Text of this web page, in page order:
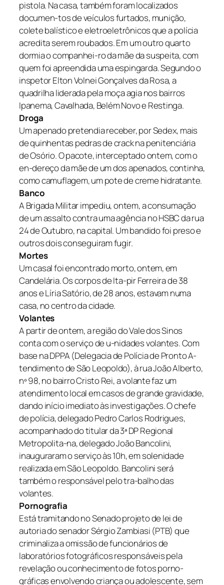
pistola. Na casa, também foram localizados
documen-tos de veículos furtados, munição,
colete balístico e eletroeletrônicos que a polícia
acredita serem roubados. Em um outro quarto
dormia o companhei-ro da mãe da suspeita, com
quem foi apreendida uma espingarda. Segundo o
inspetor Elton Volnei Gonçalves da Rosa, a
quadrilha liderada pela moça agia nos bairros
Ipanema, Cavalhada, Belém Novo e Restinga.
Droga
Um apenado pretendia receber, por Sedex, mais
de quinhentas pedras de crack na penitenciária
de Osório. O pacote, interceptado ontem, com o
en-dereço da mãe de um dos apenados, continha,
como camuflagem, um pote de creme hidratante.
Banco
A Brigada Militar impediu, ontem, a consumação
de um assalto contra uma agência no HSBC da rua
24 de Outubro, na capital. Um bandido foi preso e
outros dois conseguiram fugir.
Mortes
Um casal foi encontrado morto, ontem, em
Candelária. Os corpos de Ita-pir Ferreira de 38
anos e Líria Satório, de 28 anos, estavam numa
casa, no centro da cidade.
Volantes
A partir de ontem, a região do Vale dos Sinos
conta com o serviço de u-nidades volantes. Com
base na DPPA (Delegacia de Polícia de Pronto A-
tendimento de São Leopoldo), à rua João Alberto,
nº 98, no bairro Cristo Rei, a volante faz um
atendimento local em casos de grande gravidade,
dando início imediato às investigações. O chefe
de polícia, delegado Pedro Carlos Rodrigues,
acompanhado do titular da 3ª DP Regional
Metropolita-na, delegado João Bancolini,
inauguraram o serviço às 10h, em solenidade
realizada em São Leopoldo. Bancolini será
também o responsável pelo tra-balho das
volantes.
Pornografia
Está tramitando no Senado projeto de lei de
autoria do senador Sérgio Zambiasi (PTB) que
criminaliza a omissão de funcionários de
laboratórios fotográficos responsáveis pela
revelação ou conhecimento de fotos porno-
gráficas envolvendo criança ou adolescente, sem